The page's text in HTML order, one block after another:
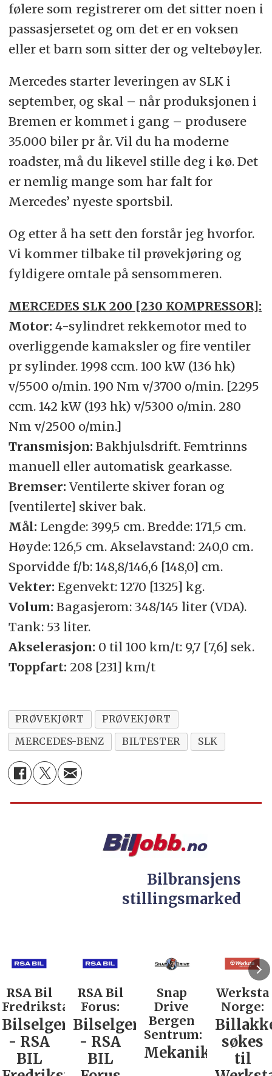
følere som registrerer om det sitter noen i
passasjersetet og om det er en voksen
eller et barn som sitter der og veltebøyler.
Mercedes starter leveringen av SLK i
september, og skal – når produksjonen i
Bremen er kommet i gang – produsere
35.000 biler pr år. Vil du ha moderne
roadster, må du likevel stille deg i kø. Det
er nemlig mange som har falt for
Mercedes’ nyeste sportsbil.
Og etter å ha sett den forstår jeg hvorfor.
Vi kommer tilbake til prøvekjøring og
fyldigere omtale på sensommeren.
MERCEDES SLK 200 [230 KOMPRESSOR]:
Motor: 4-sylindret rekkemotor med to
overliggende kamaksler og fire ventiler
pr sylinder. 1998 ccm. 100 kW (136 hk)
v/5500 o/min. 190 Nm v/3700 o/min. [2295
ccm. 142 kW (193 hk) v/5300 o/min. 280
Nm v/2500 o/min.]
Transmisjon: Bakhjulsdrift. Femtrinns
manuell eller automatisk gearkasse.
Bremser: Ventilerte skiver foran og
[ventilerte] skiver bak.
Mål: Lengde: 399,5 cm. Bredde: 171,5 cm.
Høyde: 126,5 cm. Akselavstand: 240,0 cm.
Sporvidde f/b: 148,8/146,6 [148,0] cm.
Vekter: Egenvekt: 1270 [1325] kg.
Volum: Bagasjerom: 348/145 liter (VDA).
Tank: 53 liter.
Akselerasjon: 0 til 100 km/t: 9,7 [7,6] sek.
Toppfart: 208 [231] km/t
PRØVEKJØRT
PRØVEKJØRT
MERCEDES-BENZ
BILTESTER SLK
Bilbransjens
stillingsmarked
RSA Bil
Fredrikstad:
Bilselger
- RSA
BIL
RSA Bil
Forus:
Bilselger
- RSA
BIL
Snap
Drive
Bergen
Sentrum:
Mekaniker
Werksta
Norge:
søkes
til